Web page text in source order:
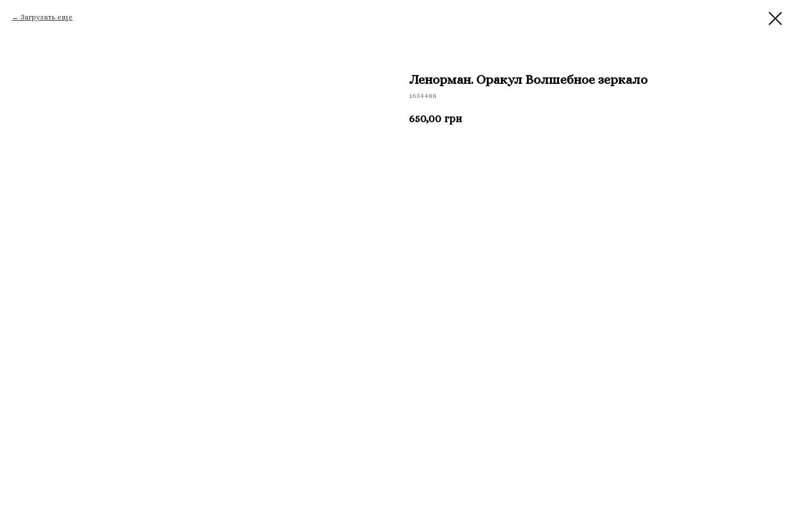
Загрузить еще
Ленорман. Оракул Волшебное зеркало
1654488
650,00 грн